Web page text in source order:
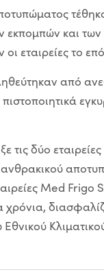
και των
εταιρείες το
από
δύο
Med Frigo
χρόνια,
Εθνικού